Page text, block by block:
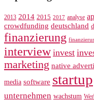
2013 2014 2015 2017 analyse
crowdfunding deutschland
finanzierung
interview invest
marketing native
media software startup
unternehmen wachstum